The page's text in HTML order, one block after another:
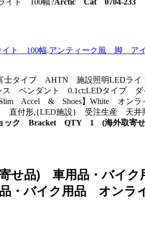
イト 100幅.アンティーク風 脚 ア
タイプ AHTN 施設照明LEDライ
ペンダント 0.1ct;LEDタイプ ダ
Accel & Shoes】White オンラ
直付形,{LED施設} 受注生産 天井
ク Bracket QTY 1 (海外取寄せ
品) 車用品・バイ
バイク用品 オンラ